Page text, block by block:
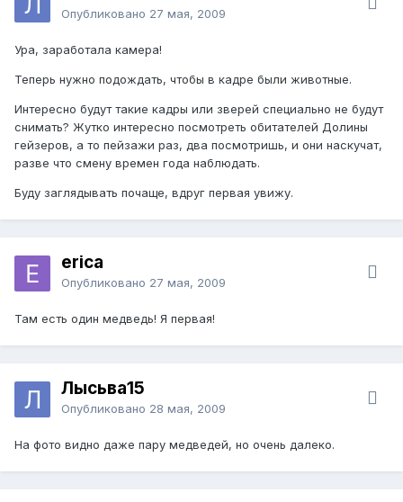
Опубликовано 27 мая, 2009
Ура, заработала камера!
Теперь нужно подождать, чтобы в кадре были животные.
Интересно будут такие кадры или зверей специально не будут
снимать? Жутко интересно посмотреть обитателей Долины
гейзеров, а то пейзажи раз, два посмотришь, и они наскучат,
разве что смену времен года наблюдать.
Буду заглядывать почаще, вдруг первая увижу.
erica
Опубликовано 27 мая, 2009
Там есть один медведь! Я первая!
Лысьва15
Опубликовано 28 мая, 2009
На фото видно даже пару медведей, но очень далеко.